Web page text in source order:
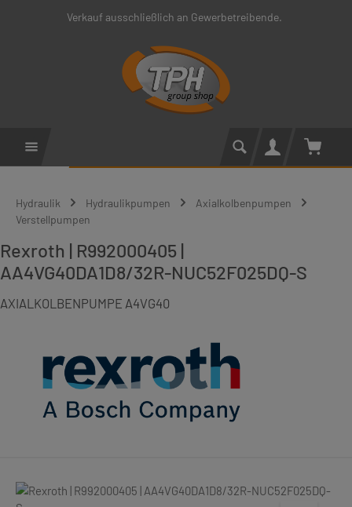
Zum Hauptinhalt springenVerkauf ausschließlich an Gewerbetreibende.
Hydraulik Hydraulikpumpen
Axialkolbenpumpen
Verstellpumpen
Rexroth | R992000405 |
AA4VG40DA1D8/32R-NUC52F025DQ-S
AXIALKOLBENPUMPE A4VG40
Bildergalerie überspringen